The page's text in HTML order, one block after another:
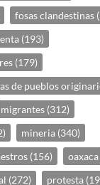
fosas clandestinas
(193)
(179)
de pueblos
migrantes (312)
mineria (340)
(156) oaxaca
(272) protesta